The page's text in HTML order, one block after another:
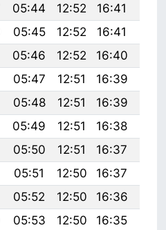
05:44 12:52 16:41
05:45 12:52 16:41
05:46 12:52 16:40
05:47 12:51 16:39
05:48 12:51 16:39
05:49 12:51 16:38
05:50 12:51 16:37
05:51 12:50 16:37
05:52 12:50 16:36
05:53 12:50 16:35